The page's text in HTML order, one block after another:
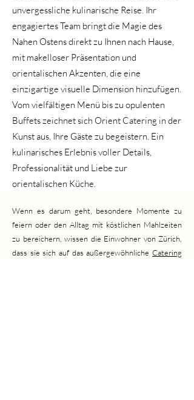
unvergessliche kulinarische Reise. Ihr
engagiertes Team bringt die Magie des
Nahen Ostens direkt zu Ihnen nach Hause,
mit makelloser Präsentation und
orientalischen Akzenten, die eine
einzigartige visuelle Dimension hinzufügen.
Vom vielfältigen Menü bis zu opulenten
Buffets zeichnet sich Orient Catering in der
Kunst aus, Ihre Gäste zu begeistern. Ein
kulinarisches Erlebnis voller Details,
Professionalität und Liebe zur
orientalischen Küche.
Wenn es darum geht, besondere Momente zu
feiern oder den Alltag mit köstlichen Mahlzeiten
zu bereichern, wissen die Einwohner von Zürich,
dass sie sich auf das außergewöhnliche Catering